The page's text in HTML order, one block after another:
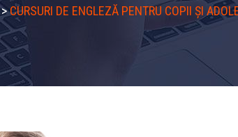
CURSURI DE ENGLEZĂ PENTRU COPII ȘI